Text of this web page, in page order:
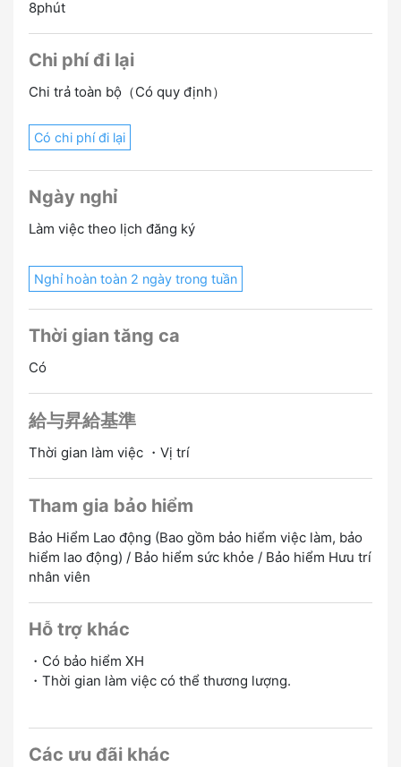
8phút
Chi phí đi lại
Chi trả toàn bộ（Có quy định）
Có chi phí đi lại
Ngày nghỉ
Làm việc theo lịch đăng ký
Nghỉ hoàn toàn 2 ngày trong tuần
Thời gian tăng ca
Có
給与昇給基準
Thời gian làm việc ・Vị trí
Tham gia bảo hiểm
Bảo Hiểm Lao động (Bao gồm bảo hiểm việc làm, bảo
hiểm lao động) / Bảo hiểm sức khỏe / Bảo hiểm Hưu trí
nhân viên
Hỗ trợ khác
・Có bảo hiểm XH
・Thời gian làm việc có thể thương lượng.
Các ưu đãi khác